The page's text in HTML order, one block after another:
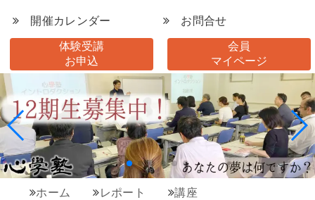
開催カレンダー お問合せ
体験受講
お申込
会員
マイページ
ホーム レポート
講座